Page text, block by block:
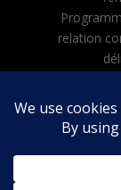
relation
toutes les